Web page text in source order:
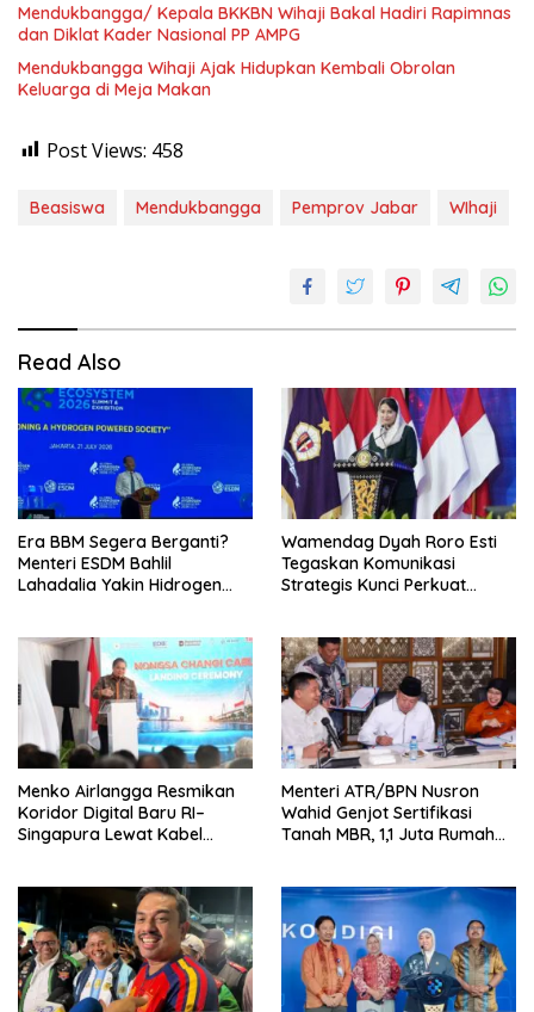
Mendukbangga/ Kepala BKKBN Wihaji Bakal Hadiri Rapimnas
dan Diklat Kader Nasional PP AMPG
Mendukbangga Wihaji Ajak Hidupkan Kembali Obrolan
Keluarga di Meja Makan
Post Views: 458
Beasiswa Mendukbangga Pemprov Jabar WIhaji
Read Also
Era BBM Segera Berganti?
Menteri ESDM Bahlil
Lahadalia Yakin Hidrogen
Wamendag Dyah Roro Esti
Tegaskan Komunikasi
Strategis Kunci Perkuat
Menko Airlangga Resmikan
Koridor Digital Baru RI–
Singapura Lewat Kabel
Menteri ATR/BPN Nusron
Wahid Genjot Sertifikasi
Tanah MBR, 1,1 Juta Rumah